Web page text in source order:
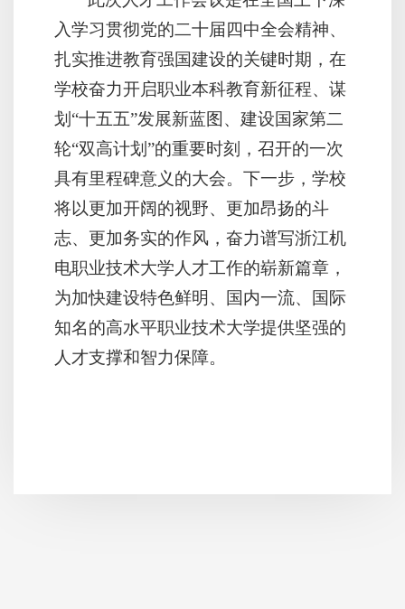
入学习贯彻党的二十届四中全会精神、
扎实推进教育强国建设的关键时期，在
学校奋力开启职业本科教育新征程、谋
划“十五五”发展新蓝图、建设国家第二
轮“双高计划”的重要时刻，召开的一次
具有里程碑意义的大会。下一步，学校
将以更加开阔的视野、更加昂扬的斗
志、更加务实的作风，奋力谱写浙江机
电职业技术大学人才工作的崭新篇章，
为加快建设特色鲜明、国内一流、国际
知名的高水平职业技术大学提供坚强的
人才支撑和智力保障。